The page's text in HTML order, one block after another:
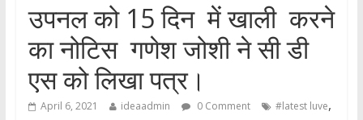
उपनल को 15 दिन में खाली करने
का नोटिस गणेश जोशी ने सी डी
एस को लिखा पत्र।
April 6, 2021 ideaadmin 0 Comment #latest luve,